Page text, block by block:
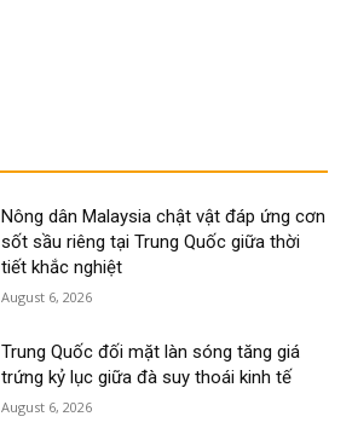
Nông dân Malaysia chật vật đáp ứng cơn
sốt sầu riêng tại Trung Quốc giữa thời
tiết khắc nghiệt
August 6, 2026
Trung Quốc đối mặt làn sóng tăng giá
trứng kỷ lục giữa đà suy thoái kinh tế
August 6, 2026